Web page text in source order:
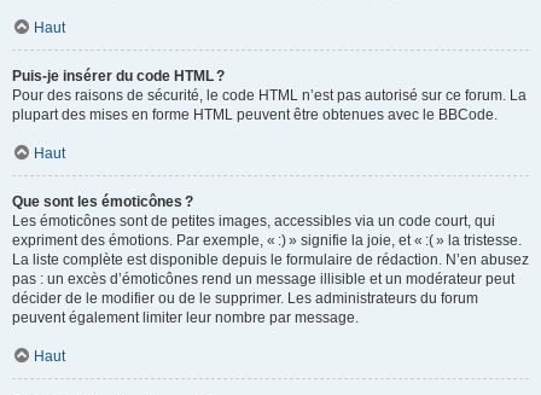
Haut
Puis-je insérer du code HTML ?
Pour des raisons de sécurité, le code HTML n’est pas autorisé sur ce forum. La
plupart des mises en forme HTML peuvent être obtenues avec le BBCode.
Haut
Que sont les émoticônes ?
Les émoticônes sont de petites images, accessibles via un code court, qui
expriment des émotions. Par exemple, « :) » signifie la joie, et « :( » la tristesse.
La liste complète est disponible depuis le formulaire de rédaction. N’en abusez
pas : un excès d’émoticônes rend un message illisible et un modérateur peut
décider de le modifier ou de le supprimer. Les administrateurs du forum
peuvent également limiter leur nombre par message.
Haut